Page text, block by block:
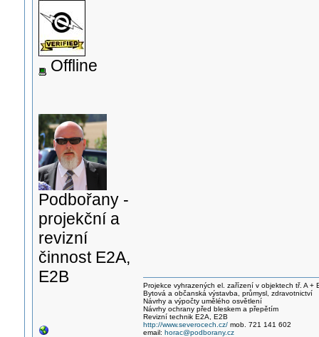
Offline
Podbořany -
projekční a
revizní
činnost E2A,
E2B
Projekce vyhrazených el. zařízení v objektech tř. A +
Bytová a občanská výstavba, průmysl, zdravotnictví
Návrhy a výpočty umělého osvětlení
Návrhy ochrany před bleskem a přepětím
Revizní technik E2A, E2B
http://www.severocech.cz/mob. 721 141 602
email: horac@podborany.cz